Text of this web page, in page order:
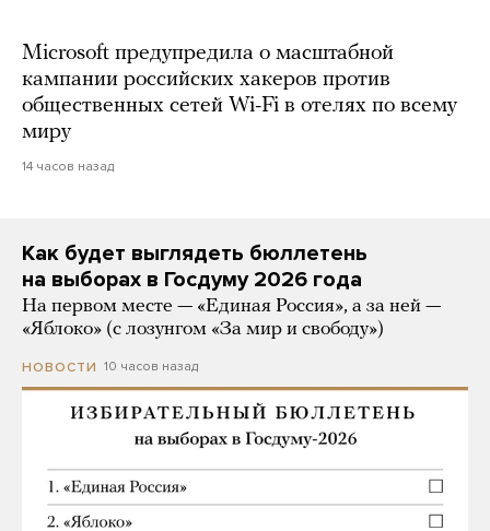
Microsoft предупредила о масштабной
кампании российских хакеров против
общественных сетей Wi-Fi в отелях по всему
миру
14 часов назад
Как будет выглядеть бюллетень
на выборах в Госдуму 2026 года
На первом месте — «Единая Россия», а за ней —
«Яблоко» (с лозунгом «За мир и свободу»)
НОВОСТИ 10 часов назад